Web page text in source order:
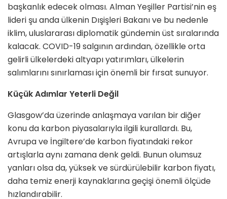
başkanlık edecek olması. Alman Yeşiller Partisi’nin eş
lideri şu anda ülkenin Dışişleri Bakanı ve bu nedenle
iklim, uluslararası diplomatik gündemin üst sıralarında
kalacak. COVID-19 salgının ardından, özellikle orta
gelirli ülkelerdeki altyapı yatırımları, ülkelerin
salımlarını sınırlaması için önemli bir fırsat sunuyor.
Küçük Adımlar Yeterli Değil
Glasgow’da üzerinde anlaşmaya varılan bir diğer
konu da karbon piyasalarıyla ilgili kurallardı. Bu,
Avrupa ve İngiltere’de karbon fiyatındaki rekor
artışlarla aynı zamana denk geldi. Bunun olumsuz
yanları olsa da, yüksek ve sürdürülebilir karbon fiyatı,
daha temiz enerji kaynaklarına geçişi önemli ölçüde
hızlandırabilir.